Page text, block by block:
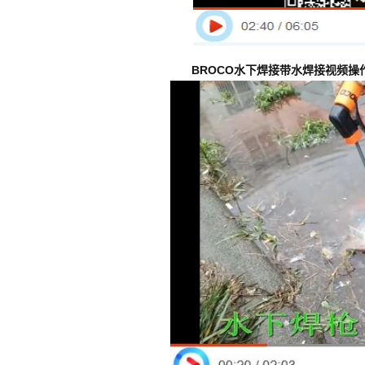
BROCO水下焊接带水焊接视频操